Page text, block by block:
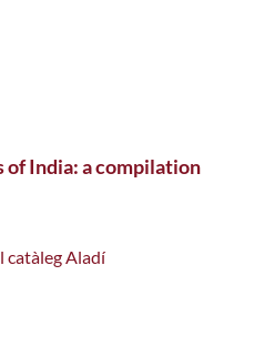
of India: a compilation
catàleg Aladí